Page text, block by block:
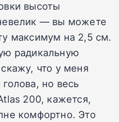
высоты
— вы можете
максимум на 2,5 см.
радикальную
что у меня
но весь
200, кажется,
комфортно. Это